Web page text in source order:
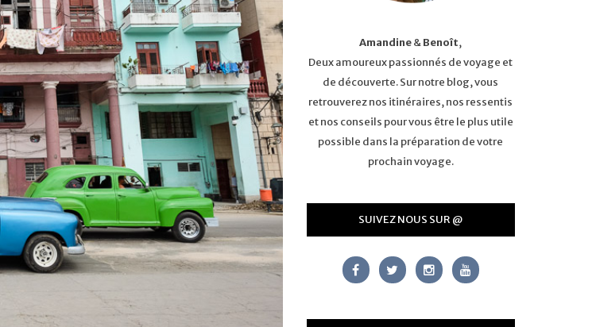
Amandine&Benoît,
Deux amoureux passionnés de voyage et
de découverte. Sur notre blog, vous
retrouverez nos itinéraires, nos ressentis
et nos conseils pour vous être le plus utile
possible dans la préparation de votre
prochain voyage.
SUIVEZ NOUS SUR @